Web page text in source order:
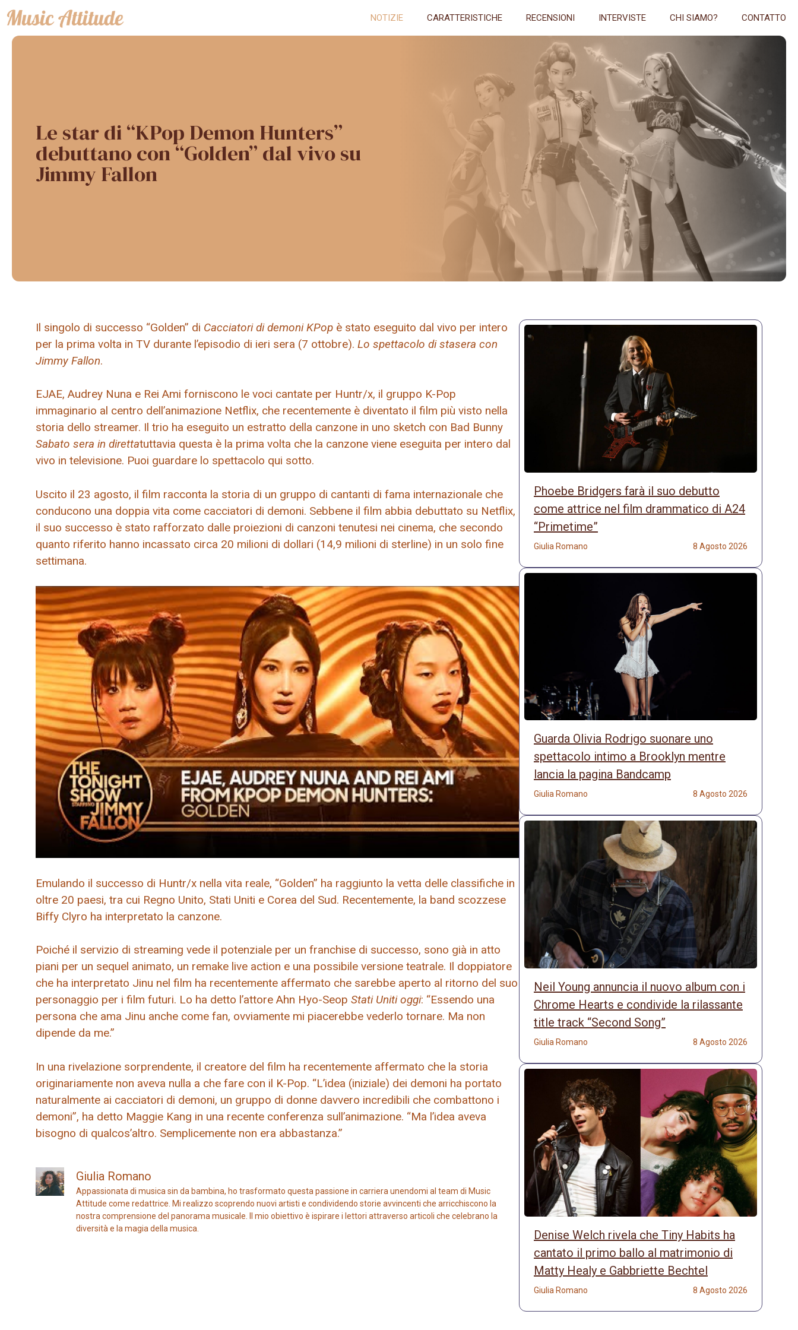
Vai
al
contenuto
NOTIZIE CARATTERISTICHE RECENSIONI INTERVISTE CHI SIAMO? CONTATTO
Le star di “KPop Demon Hunters”
debuttano con “Golden” dal vivo su
Jimmy Fallon
Il singolo di successo “Golden” di Cacciatori di demoni KPop è stato eseguito dal vivo per intero
per la prima volta in TV durante l’episodio di ieri sera (7 ottobre). Lo spettacolo di stasera con
Jimmy Fallon.
EJAE, Audrey Nuna e Rei Ami forniscono le voci cantate per Huntr/x, il gruppo K-Pop
immaginario al centro dell’animazione Netflix, che recentemente è diventato il film più visto nella
storia dello streamer. Il trio ha eseguito un estratto della canzone in uno sketch con Bad Bunny
Sabato sera in direttatuttavia questa è la prima volta che la canzone viene eseguita per intero dal
vivo in televisione. Puoi guardare lo spettacolo qui sotto.
Uscito il 23 agosto, il film racconta la storia di un gruppo di cantanti di fama internazionale che
conducono una doppia vita come cacciatori di demoni. Sebbene il film abbia debuttato su Netflix,
il suo successo è stato rafforzato dalle proiezioni di canzoni tenutesi nei cinema, che secondo
quanto riferito hanno incassato circa 20 milioni di dollari (14,9 milioni di sterline) in un solo fine
settimana.
Emulando il successo di Huntr/x nella vita reale, “Golden” ha raggiunto la vetta delle classifiche in
oltre 20 paesi, tra cui Regno Unito, Stati Uniti e Corea del Sud. Recentemente, la band scozzese
Biffy Clyro ha interpretato la canzone.
Poiché il servizio di streaming vede il potenziale per un franchise di successo, sono già in atto
piani per un sequel animato, un remake live action e una possibile versione teatrale. Il doppiatore
che ha interpretato Jinu nel film ha recentemente affermato che sarebbe aperto al ritorno del suo
personaggio per i film futuri. Lo ha detto l’attore Ahn Hyo-Seop Stati Uniti oggi: “Essendo una
persona che ama Jinu anche come fan, ovviamente mi piacerebbe vederlo tornare. Ma non
dipende da me.”
In una rivelazione sorprendente, il creatore del film ha recentemente affermato che la storia
originariamente non aveva nulla a che fare con il K-Pop. “L’idea (iniziale) dei demoni ha portato
naturalmente ai cacciatori di demoni, un gruppo di donne davvero incredibili che combattono i
demoni”, ha detto Maggie Kang in una recente conferenza sull’animazione. “Ma l’idea aveva
bisogno di qualcos’altro. Semplicemente non era abbastanza.”
Giulia Romano
Appassionata di musica sin da bambina, ho trasformato questa passione in carriera unendomi al team di Music
Attitude come redattrice. Mi realizzo scoprendo nuovi artisti e condividendo storie avvincenti che arricchiscono la
nostra comprensione del panorama musicale. Il mio obiettivo è ispirare i lettori attraverso articoli che celebrano la
diversità e la magia della musica.
Phoebe Bridgers farà il suo debutto
come attrice nel film drammatico di A24
“Primetime”
Giulia Romano 8 Agosto 2026
Guarda Olivia Rodrigo suonare uno
spettacolo intimo a Brooklyn mentre
lancia la pagina Bandcamp
Giulia Romano 8 Agosto 2026
Neil Young annuncia il nuovo album con i
Chrome Hearts e condivide la rilassante
title track “Second Song”
Giulia Romano 8 Agosto 2026
Denise Welch rivela che Tiny Habits ha
cantato il primo ballo al matrimonio di
Matty Healy e Gabbriette Bechtel
Giulia Romano 8 Agosto 2026